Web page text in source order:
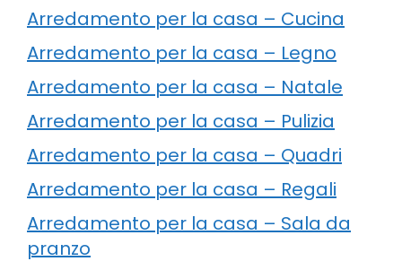
Arredamento per la casa – Cucina
Arredamento per la casa – Legno
Arredamento per la casa – Natale
Arredamento per la casa – Pulizia
Arredamento per la casa – Quadri
Arredamento per la casa – Regali
Arredamento per la casa – Sala da
pranzo